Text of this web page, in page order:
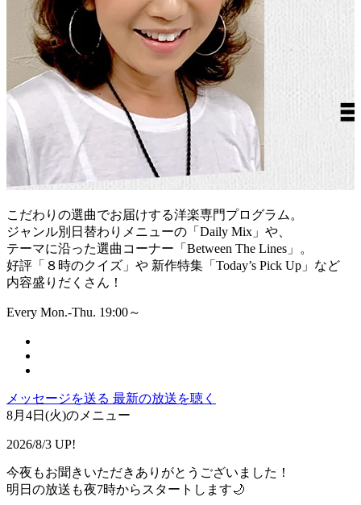
こだわりの選曲でお届けする洋楽専門プログラム。
ジャンル別日替わりメニューの「Daily Mix」や、
テーマに沿った選曲コーナー「Between The Lines」。
好評「８時のクイズ」や 新作特集「Today’s Pick Up」など
内容盛りだくさん！
Every Mon.-Thu. 19:00～
メッセージを送る 最新の放送を聴く
8月4日(火)のメニュー
2026/8/3 UP!
今夜もお聞きいただきありがとうございました！
明日の放送も夜7時からスタートします🌙